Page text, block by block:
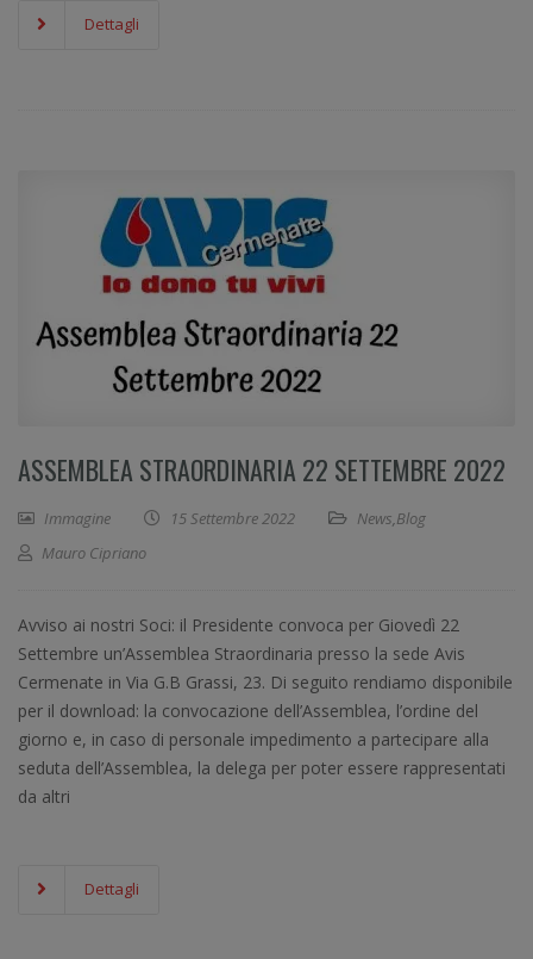
Dettagli
ASSEMBLEA STRAORDINARIA 22 SETTEMBRE 2022
Immagine 15 Settembre 2022 News,Blog
Mauro Cipriano
Avviso ai nostri Soci: il Presidente convoca per Giovedì 22
Settembre un’Assemblea Straordinaria presso la sede Avis
Cermenate in Via G.B Grassi, 23. Di seguito rendiamo disponibile
per il download: la convocazione dell’Assemblea, l’ordine del
giorno e, in caso di personale impedimento a partecipare alla
seduta dell’Assemblea, la delega per poter essere rappresentati
da altri
Dettagli